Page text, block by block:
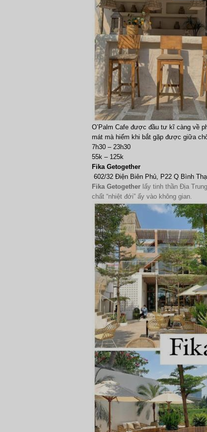
O’Palm Cafe được đầu tư kĩ càng về
mát mà hiếm khi bắt gặp được giữa
7h30 – 23h30
55k – 125k
Fika Getogether
602/32 Điện Biên Phủ, P22 Q Bình
Fika Getogetherlấy tinh thần Địa
chất “nhiệt đới” ấy vào không gian.